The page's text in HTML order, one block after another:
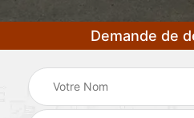
Demande de